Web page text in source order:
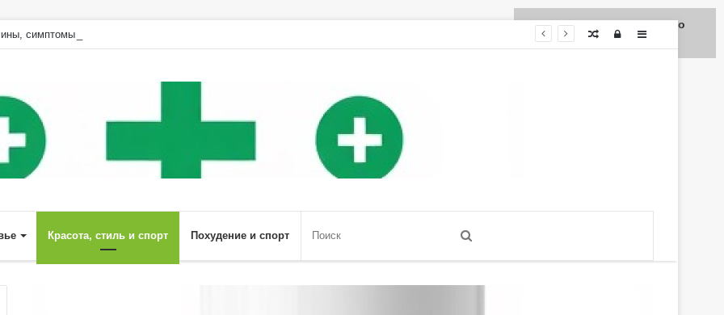
симптомы и особенности лечения | Diet4Health.ru Sidebar
Log
Случайная
Красота, стиль и спорт Похудение и спорт
Для любых предложений по
сайту: diet4health@cp9.ru